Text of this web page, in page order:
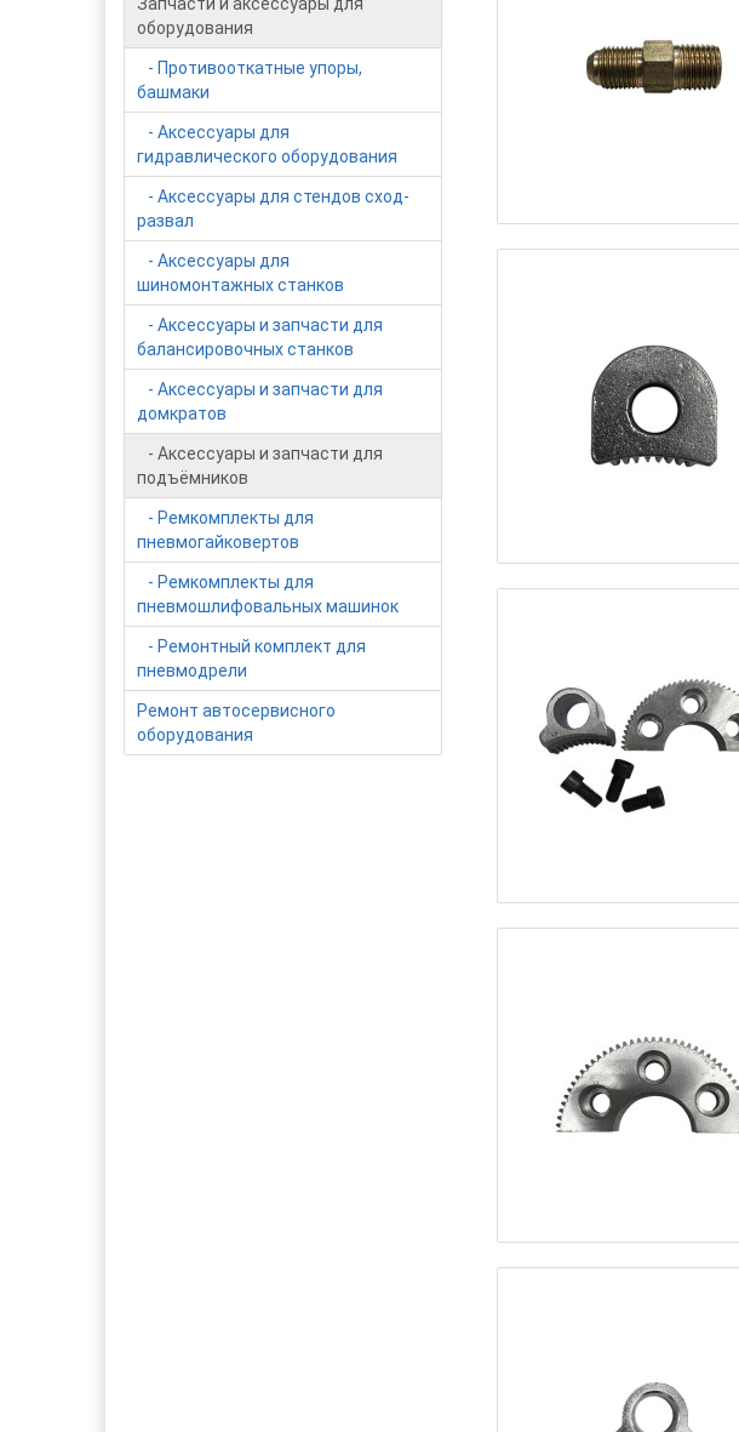
Запчасти и аксессуары для
оборудования
- Противооткатные упоры,
башмаки
- Аксессуары для
гидравлического оборудования
- Аксессуары для стендов сход-
развал
- Аксессуары для
шиномонтажных станков
- Аксессуары и запчасти для
балансировочных станков
- Аксессуары и запчасти для
домкратов
- Аксессуары и запчасти для
подъёмников
- Ремкомплекты для
пневмогайковертов
- Ремкомплекты для
пневмошлифовальных машинок
- Ремонтный комплект для
пневмодрели
Ремонт автосервисного
оборудования